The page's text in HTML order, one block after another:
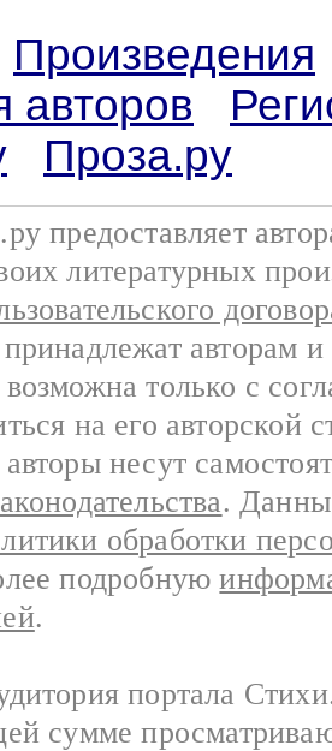
Произведения
авторов
Проза.ру
предоставляет
литературных
авторам
только с
на его авторской
несут
.
обработки
подробную
.
портала
сумме